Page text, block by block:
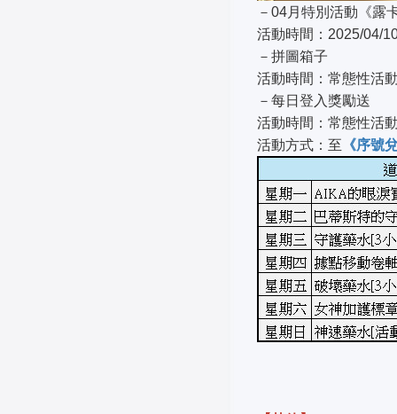
－04月特別活動《露
活動時間：2025/04/
－拼圖箱子
活動時間：常態性活
－每日登入獎勵送
活動時間：常態性活
活動方式：至 《序號